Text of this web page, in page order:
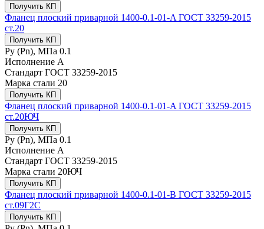
Получить КП
Фланец плоский приварной 1400-0.1-01-A ГОСТ 33259-2015
ст.20
Получить КП
Ру (Рn), МПа 0.1
Исполнение A
Стандарт ГОСТ 33259-2015
Марка стали 20
Получить КП
Фланец плоский приварной 1400-0.1-01-A ГОСТ 33259-2015
ст.20ЮЧ
Получить КП
Ру (Рn), МПа 0.1
Исполнение A
Стандарт ГОСТ 33259-2015
Марка стали 20ЮЧ
Получить КП
Фланец плоский приварной 1400-0.1-01-B ГОСТ 33259-2015
ст.09Г2С
Получить КП